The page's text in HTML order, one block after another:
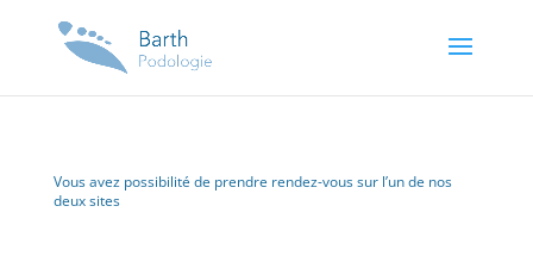
Vous avez possibilité de prendre rendez-vous sur l’un de nos
deux sites